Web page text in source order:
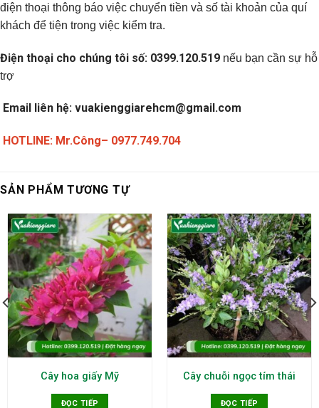
điện thoại thông báo việc chuyển tiền và số tài khoản của quí
khách để tiện trong việc kiểm tra.
Điện thoại cho chúng tôi số: 0399.120.519 nếu bạn cần sự hỗ
trợ
Email liên hệ: vuakienggiarehcm@gmail.com
HOTLINE: Mr.Công– 0977.749.704
SẢN PHẨM TƯƠNG TỰ
Cây hoa giấy Mỹ
ĐỌC TIẾP
Cây chuỗi ngọc tím thái
ĐỌC TIẾP